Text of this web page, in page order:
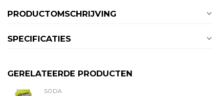
PRODUCTOMSCHRIJVING
SPECIFICATIES
GERELATEERDE PRODUCTEN
SODA